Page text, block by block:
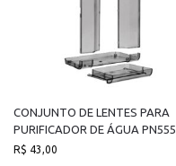
CONJUNTO DE LENTES PARA
PURIFICADOR DE ÁGUA PN555
R$ 43,00